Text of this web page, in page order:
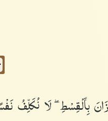
بِٱلْقِسْطِ ۖ لَا نُكَلِّفُ